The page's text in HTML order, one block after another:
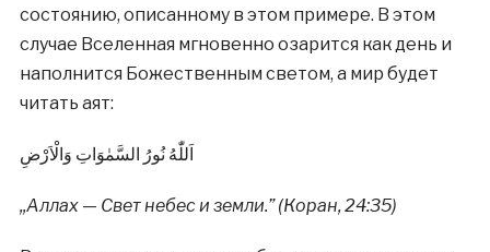
состоянию, описанному в этом примере. В этом
случае Вселенная мгновенно озарится как день и
наполнится Божественным светом, а мир будет
читать аят:
اَللّٰهُ نُورُ السَّمٰوَاتِ وَالْاَرْضِ
,,Аллах — Свет небес и земли.” (Коран, 24:35)